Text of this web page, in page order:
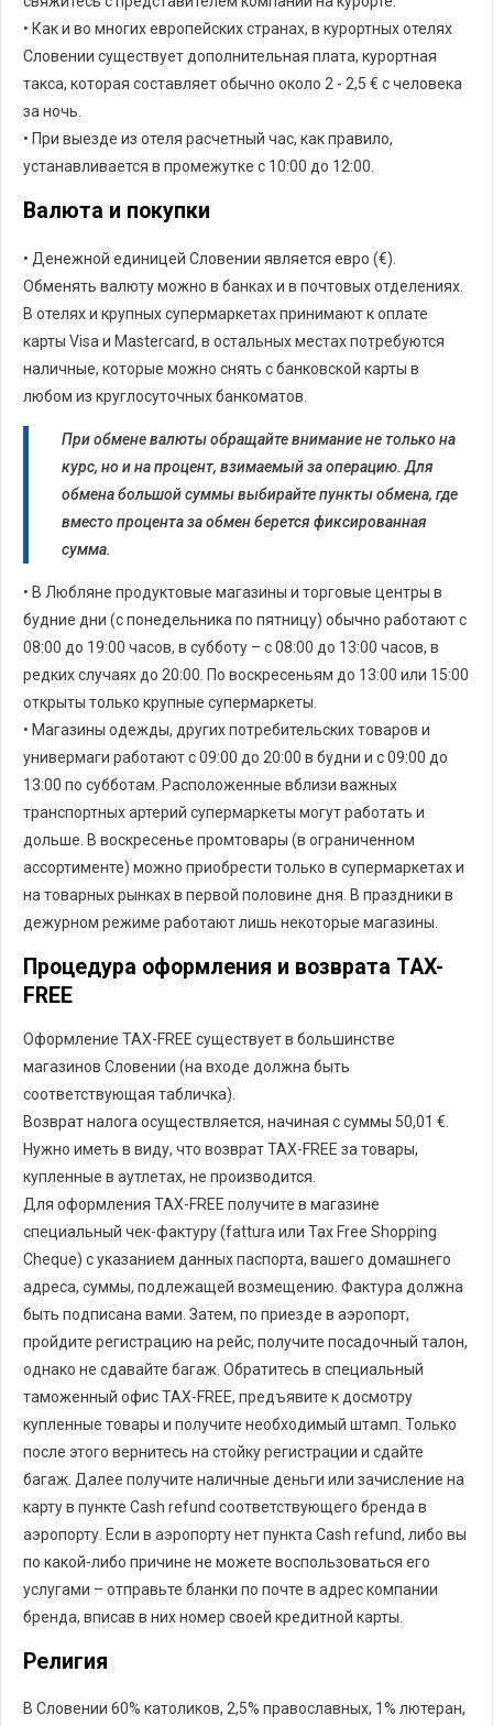
• Как и во многих европейских странах, в курортных отелях
Словении существует дополнительная плата, курортная
такса, которая составляет обычно около 2 - 2,5 € с человека
за ночь.
• При выезде из отеля расчетный час, как правило,
устанавливается в промежутке с 10:00 до 12:00.
Валюта и покупки
• Денежной единицей Словении является евро (€).
Обменять валюту можно в банках и в почтовых отделениях.
В отелях и крупных супермаркетах принимают к оплате
карты Visa и Mastercard, в остальных местах потребуются
наличные, которые можно снять с банковской карты в
любом из круглосуточных банкоматов.
При обмене валюты обращайте внимание не только на
курс, но и на процент, взимаемый за операцию. Для
обмена большой суммы выбирайте пункты обмена, где
вместо процента за обмен берется фиксированная
сумма.
• В Любляне продуктовые магазины и торговые центры в
будние дни (с понедельника по пятницу) обычно работают с
08:00 до 19:00 часов, в субботу – с 08:00 до 13:00 часов, в
редких случаях до 20:00. По воскресеньям до 13:00 или 15:00
открыты только крупные супермаркеты.
• Магазины одежды, других потребительских товаров и
универмаги работают с 09:00 до 20:00 в будни и с 09:00 до
13:00 по субботам. Расположенные вблизи важных
транспортных артерий супермаркеты могут работать и
дольше. В воскресенье промтовары (в ограниченном
ассортименте) можно приобрести только в супермаркетах и
на товарных рынках в первой половине дня. В праздники в
дежурном режиме работают лишь некоторые магазины.
Процедура оформления и возврата TAX-
FREE
Оформление TAX-FREE существует в большинстве
магазинов Словении (на входе должна быть
соответствующая табличка).
Возврат налога осуществляется, начиная с суммы 50,01 €.
Нужно иметь в виду, что возврат TAX-FREE за товары,
купленные в аутлетах, не производится.
Для оформления TAX-FREE получите в магазине
специальный чек-фактуру (fattura или Tax Free Shopping
Cheque) с указанием данных паспорта, вашего домашнего
адреса, суммы, подлежащей возмещению. Фактура должна
быть подписана вами. Затем, по приезде в аэропорт,
пройдите регистрацию на рейс, получите посадочный талон,
однако не сдавайте багаж. Обратитесь в специальный
таможенный офис TAX-FREE, предъявите к досмотру
купленные товары и получите необходимый штамп. Только
после этого вернитесь на стойку регистрации и сдайте
багаж. Далее получите наличные деньги или зачисление на
карту в пункте Cash refund соответствующего бренда в
аэропорту. Если в аэропорту нет пункта Cash refund, либо вы
по какой-либо причине не можете воспользоваться его
услугами – отправьте бланки по почте в адрес компании
бренда, вписав в них номер своей кредитной карты.
Религия
В Словении 60% католиков, 2,5% православных, 1% лютеран,